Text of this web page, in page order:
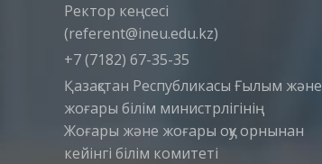
Ректор кеңсесі
(referent@ineu.edu.kz)
+7 (7182) 67-35-35
Қазақстан Республикасы Ғылым және
жоғары білім министрлігінің
Жоғары және жоғары оқу орнынан
кейінгі білім комитеті